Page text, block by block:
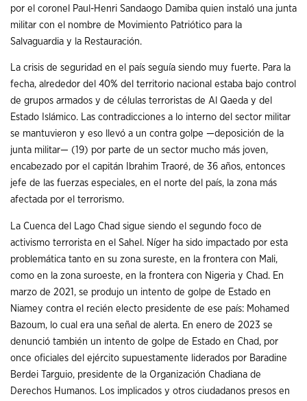
por el coronel Paul-Henri Sandaogo Damiba quien instaló una junta
militar con el nombre de Movimiento Patriótico para la
Salvaguardia y la Restauración.
La crisis de seguridad en el país seguía siendo muy fuerte. Para la
fecha, alrededor del 40% del territorio nacional estaba bajo control
de grupos armados y de células terroristas de Al Qaeda y del
Estado Islámico. Las contradicciones a lo interno del sector militar
se mantuvieron y eso llevó a un contra golpe —deposición de la
junta militar— (19) por parte de un sector mucho más joven,
encabezado por el capitán Ibrahim Traoré, de 36 años, entonces
jefe de las fuerzas especiales, en el norte del país, la zona más
afectada por el terrorismo.
La Cuenca del Lago Chad sigue siendo el segundo foco de
activismo terrorista en el Sahel. Níger ha sido impactado por esta
problemática tanto en su zona sureste, en la frontera con Mali,
como en la zona suroeste, en la frontera con Nigeria y Chad. En
marzo de 2021, se produjo un intento de golpe de Estado en
Niamey contra el recién electo presidente de ese país: Mohamed
Bazoum, lo cual era una señal de alerta. En enero de 2023 se
denunció también un intento de golpe de Estado en Chad, por
once oficiales del ejército supuestamente liderados por Baradine
Berdei Targuio, presidente de la Organización Chadiana de
Derechos Humanos. Los implicados y otros ciudadanos presos en